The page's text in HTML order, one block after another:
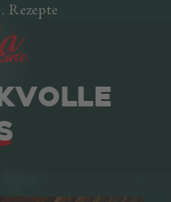
. Rezepte